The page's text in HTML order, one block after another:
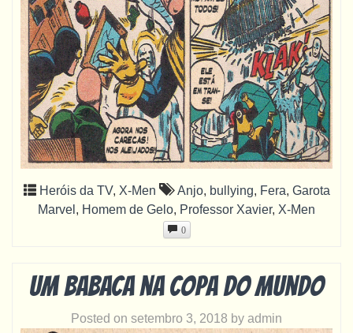
Heróis da TV, X-Men Anjo, bullying, Fera, Garota
Marvel , Homem de Gelo, Professor Xavier, X-Men
0
Um babaca na Copa do Mundo
Posted on setembro 3, 2018 by admin